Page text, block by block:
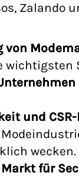
Zalando
von
wichtigsten
und
wecken.
Markt für